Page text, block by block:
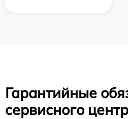
Гарантийные
сервисного